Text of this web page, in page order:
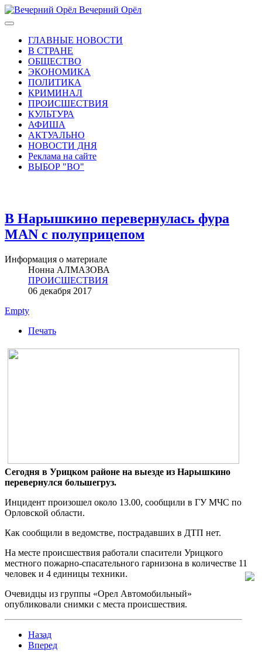
Вечерний Орёл
ГЛАВНЫЕ НОВОСТИ
В СТРАНЕ
ОБЩЕСТВО
ЭКОНОМИКА
ПОЛИТИКА
КРИМИНАЛ
ПРОИСШЕСТВИЯ
КУЛЬТУРА
АФИША
АКТУАЛЬНО
НОВОСТИ ДНЯ
Реклама на сайте
ВЫБОР "ВО"
В Нарышкино перевернулась фура
MAN с полуприцепом
Информация о материале
Нонна АЛМАЗОВА
ПРОИСШЕСТВИЯ
06 декабря 2017
Empty
Печать
Сегодня в Урицком районе на выезде из Нарышкино
перевернулся большегруз.
Инцидент произошел около 13.00, сообщили в ГУ МЧС по
Орловской области.
Как сообщили в ведомстве, пострадавших в ДТП нет.
На месте происшествия работали спасители Урицкого
местного пожарно-спасательного гарнизона в количестве 11
человек и 4 единицы техники.
Очевидцы из группы «Орел Автомобильный»
опубликовали снимки с места происшествия.
Назад
Вперед